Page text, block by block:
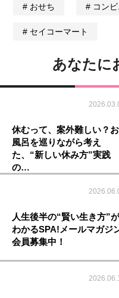
おせち コンビ
セイコーマート
あなたに
休むって、案外難しい？お
風呂を巡りながら考え
た、“新しい休み方”実践
の…
人生後半の“賢い生き方”が
わかるSPA!メールマガジ
会員募集中！